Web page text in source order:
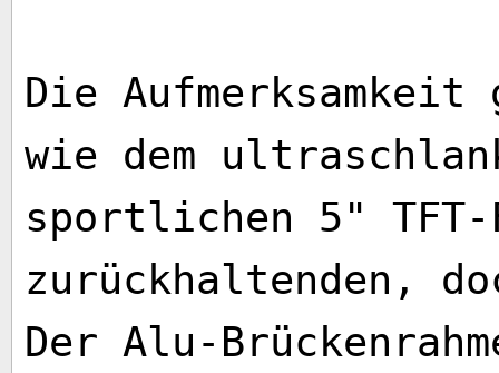
Die
wie dem
sportlichen 5" TFT-
zurückhaltenden,
Der Alu-